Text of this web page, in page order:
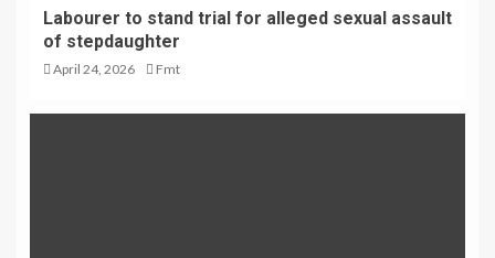
Labourer to stand trial for alleged sexual assault
of stepdaughter
April 24, 2026 Fmt